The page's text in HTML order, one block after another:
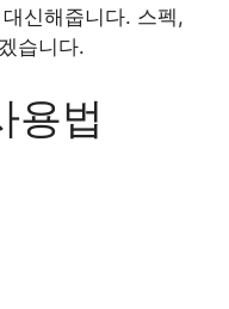
신해줍니다. 스펙,
습니다.
용법